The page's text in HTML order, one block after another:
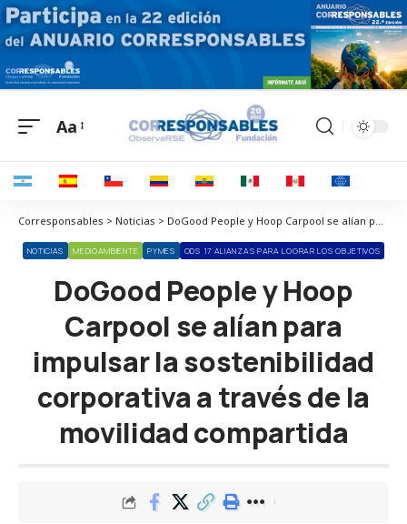
Aa
Corresponsables > Noticias > DoGood People y Hoop Carpool se alían para impulsar la sostenibilidad corporativa a través de la movilidad compartida
NOTICIAS MEDIOAMBIENTE PYMES ODS 17 ALIANZAS PARA LOGRAR LOS OBJETIVOS
DoGood People y Hoop
Carpool se alían para
impulsar la sostenibilidad
corporativa a través de la
movilidad compartida